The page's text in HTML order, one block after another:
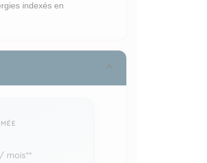
indexés en
/ mois**